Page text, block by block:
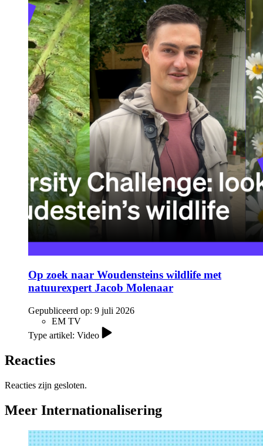
Op zoek naar Woudensteins wildlife met
natuurexpert Jacob Molenaar
Gepubliceerd op: 9 juli 2026
EM TV
Type artikel: Video
Reacties
Reacties zijn gesloten.
Meer Internationalisering